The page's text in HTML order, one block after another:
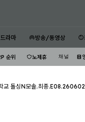
드라마 방송/동영상
순위 노제휴 채널
교 돌싱N모솔.최종